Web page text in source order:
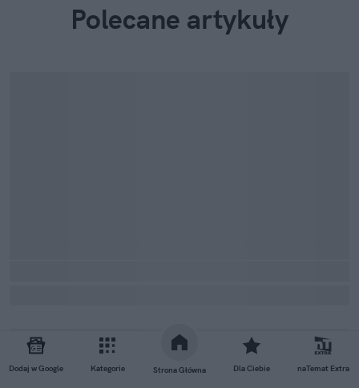
Dodaj w Google Kategorie Strona Główna Dla Ciebie naTemat Extra
Polecane artykuły